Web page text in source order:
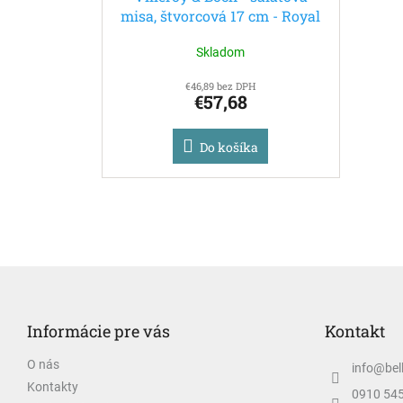
misa, štvorcová 17 cm - Royal
Skladom
€46,89 bez DPH
€57,68
Do košíka
Informácie pre vás
O nás
Kontakty
Kontakt
info@
0910